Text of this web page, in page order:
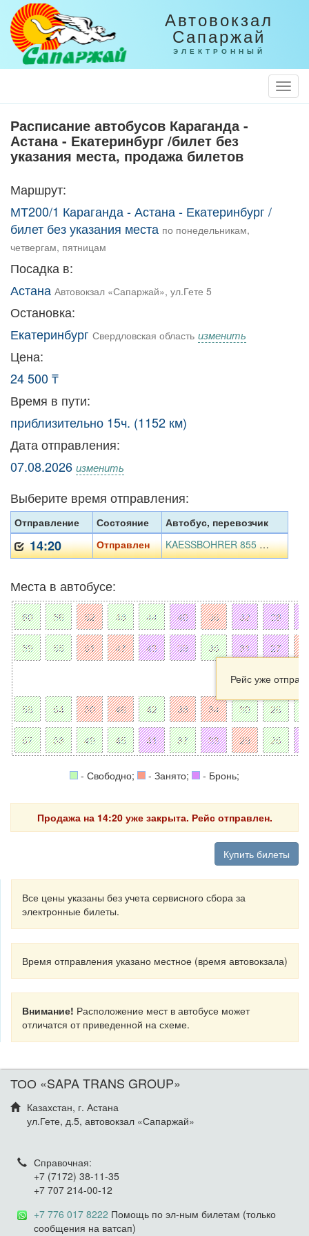
Автовокзал
Сапаржай
ЭЛЕКТРОННЫЙ
Расписание автобусов Караганда -
Астана - Екатеринбург /билет без
указания места, продажа билетов
Маршрут:
МТ200/1 Караганда - Астана - Екатеринбург /
билет без указания места по понедельникам,
четвергам, пятницам
Посадка в:
Астана Автовокзал «Сапаржай», ул.Гете 5
Остановка:
Екатеринбург Свердловская область изменить
Цена:
24 500 ₸
Время в пути:
приблизительно 15ч. (1152 км)
Дата отправления:
07.08.2026 изменить
Выберите время отправления:
Отправление Состояние Автобус, перевозчик
14:20 Отправлен KAESSBOHRER 855 BI 09
Места в автобусе:
Рейс уже
- Свободно; - Занято; - Бронь;
Продажа на 14:20 уже закрыта. Рейс отправлен.
Купить билеты
Все цены указаны без учета сервисного сбора за
электронные билеты.
Время отправления указано местное (время автовокзала)
Внимание! Расположение мест в автобусе может
отличатся от приведенной на схеме.
ТОО «SAPA TRANS GROUP»
Казахстан, г. Астана
ул.Гете, д.5, автовокзал «Сапаржай»
Справочная:
+7 (7172) 38-11-35
+7 707 214-00-12
+7 776 017 8222 Помощь по эл-ным билетам (только
сообщения на ватсап)